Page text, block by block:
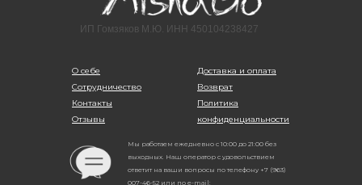
О себе
Сотрудничество
Контакты
Отзывы
ИП Гомзяков М.Ю. ИНН 450104238427
Доставка и оплата
Возврат
Политика
конфиденциальности
Мы работаем ежедневно с 10:00 до 21:00 без
выходных. Наш оператор с удовольствием
ответит на ваши вопросы по телефону +7 (963)
007-46-52 или по e-mail: